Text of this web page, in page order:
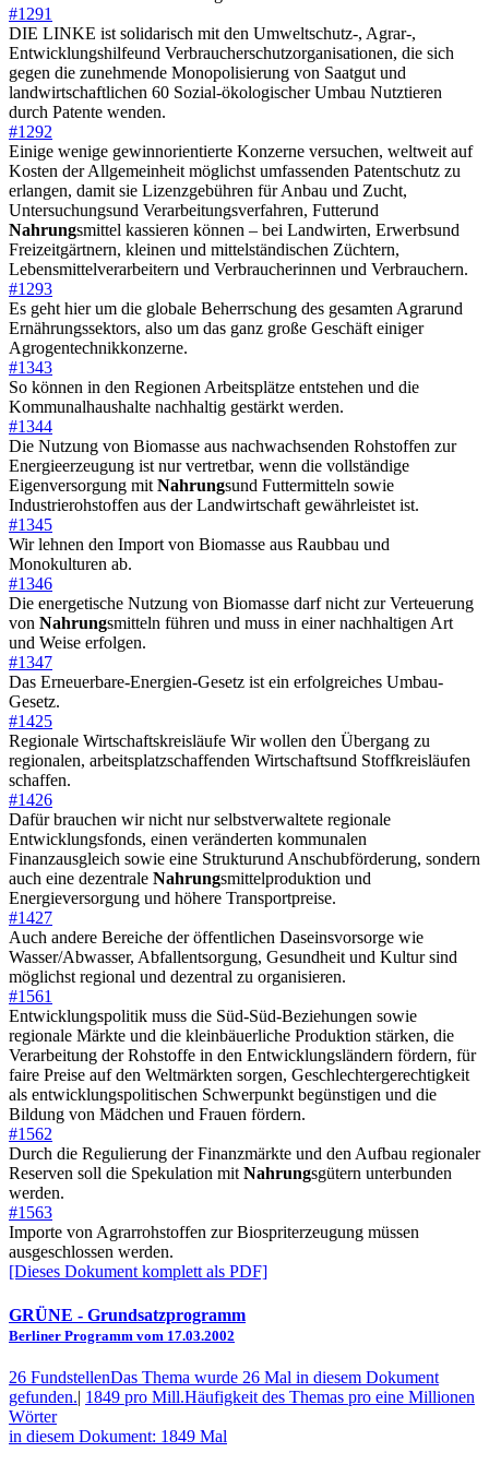
#1291
DIE LINKE ist solidarisch mit den Umweltschutz-, Agrar-,
Entwicklungshilfeund Verbraucherschutzorganisationen, die sich
gegen die zunehmende Monopolisierung von Saatgut und
landwirtschaftlichen 60 Sozial-ökologischer Umbau Nutztieren
durch Patente wenden.
#1292
Einige wenige gewinnorientierte Konzerne versuchen, weltweit auf
Kosten der Allgemeinheit möglichst umfassenden Patentschutz zu
erlangen, damit sie Lizenzgebühren für Anbau und Zucht,
Untersuchungsund Verarbeitungsverfahren, Futterund
Nahrungsmittel kassieren können – bei Landwirten, Erwerbsund
Freizeitgärtnern, kleinen und mittelständischen Züchtern,
Lebensmittelverarbeitern und Verbraucherinnen und Verbrauchern.
#1293
Es geht hier um die globale Beherrschung des gesamten Agrarund
Ernährungssektors, also um das ganz große Geschäft einiger
Agrogentechnikkonzerne.
#1343
So können in den Regionen Arbeitsplätze entstehen und die
Kommunalhaushalte nachhaltig gestärkt werden.
#1344
Die Nutzung von Biomasse aus nachwachsenden Rohstoffen zur
Energieerzeugung ist nur vertretbar, wenn die vollständige
Eigenversorgung mit Nahrungsund Futtermitteln sowie
Industrierohstoffen aus der Landwirtschaft gewährleistet ist.
#1345
Wir lehnen den Import von Biomasse aus Raubbau und
Monokulturen ab.
#1346
Die energetische Nutzung von Biomasse darf nicht zur Verteuerung
von Nahrungsmitteln führen und muss in einer nachhaltigen Art
und Weise erfolgen.
#1347
Das Erneuerbare-Energien-Gesetz ist ein erfolgreiches Umbau-
Gesetz.
#1425
Regionale Wirtschaftskreisläufe Wir wollen den Übergang zu
regionalen, arbeitsplatzschaffenden Wirtschaftsund Stoffkreisläufen
schaffen.
#1426
Dafür brauchen wir nicht nur selbstverwaltete regionale
Entwicklungsfonds, einen veränderten kommunalen
Finanzausgleich sowie eine Strukturund Anschubförderung, sondern
auch eine dezentrale Nahrungsmittelproduktion und
Energieversorgung und höhere Transportpreise.
#1427
Auch andere Bereiche der öffentlichen Daseinsvorsorge wie
Wasser/Abwasser, Abfallentsorgung, Gesundheit und Kultur sind
möglichst regional und dezentral zu organisieren.
#1561
Entwicklungspolitik muss die Süd-Süd-Beziehungen sowie
regionale Märkte und die kleinbäuerliche Produktion stärken, die
Verarbeitung der Rohstoffe in den Entwicklungsländern fördern, für
faire Preise auf den Weltmärkten sorgen, Geschlechtergerechtigkeit
als entwicklungspolitischen Schwerpunkt begünstigen und die
Bildung von Mädchen und Frauen fördern.
#1562
Durch die Regulierung der Finanzmärkte und den Aufbau regionaler
Reserven soll die Spekulation mit Nahrungsgütern unterbunden
werden.
#1563
Importe von Agrarrohstoffen zur Biospriterzeugung müssen
ausgeschlossen werden.
[Dieses Dokument komplett als PDF]
GRÜNE - Grundsatzprogramm
Berliner Programm vom 17.03.2002
26 FundstellenDas Thema wurde 26 Mal in diesem Dokument
gefunden.| 1849 pro Mill.Häufigkeit des Themas pro eine Millionen
Wörter
in diesem Dokument: 1849 Mal